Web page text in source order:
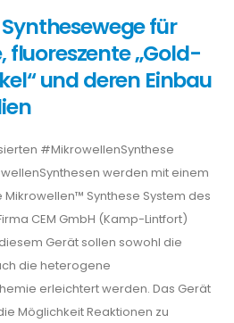
für
fluoreszente „Gold-
und deren Einbau
#MikrowellenSynthese
werden mit einem
Mikrowellen™ Synthese System des
CEM GmbH (Kamp-Lintfort)
Gerät sollen sowohl die
die heterogene
erleichtert werden. Das Gerät
Möglichkeit Reaktionen zu